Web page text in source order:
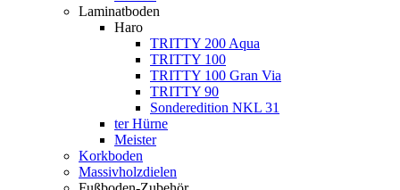
Laminatboden
Haro
TRITTY 200 Aqua
TRITTY 100
TRITTY 100 Gran Via
TRITTY 90
Sonderedition NKL 31
ter Hürne
Meister
Korkboden
Massivholzdielen